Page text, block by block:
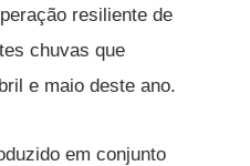
resiliente de
chuvas que
e maio deste ano.
em conjunto